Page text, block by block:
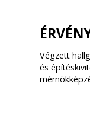
Végzett
és